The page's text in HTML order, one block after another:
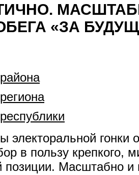
«ЗА
электоральной
в пользу крепкого,
позиции. Масштабно